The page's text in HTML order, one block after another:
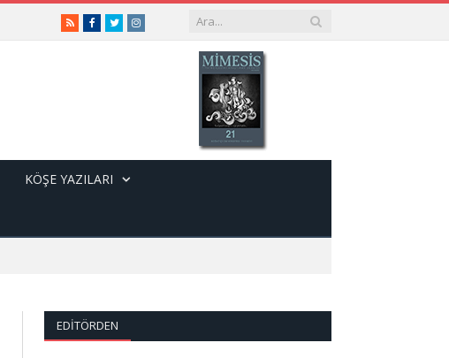
RSSFacebook
TwitterInstagram
KÖŞE YAZILARI
EDITÖRDEN